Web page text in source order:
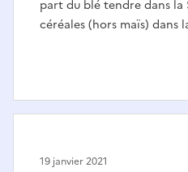
part du blé tendre dans la
céréales (hors maïs) dans
19 janvier 2021